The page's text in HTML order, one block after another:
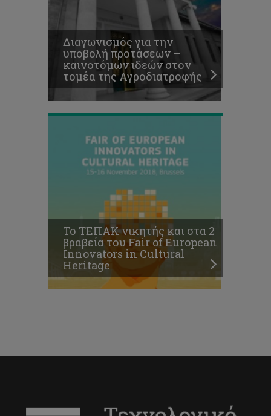
Διαγωνισμός για την
υποβολή προτάσεων –
καινοτόμων ιδεών στον
τομέα της Αγροδιατροφής
του
Fair
of
European
Innovators
in
Cultural
Heritage
Το ΤΕΠΑΚ νικητής και στα 2
βραβεία του Fair of European
Innovators in Cultural
Heritage